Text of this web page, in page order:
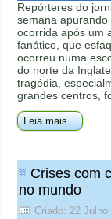
Repórteres do
semana
ocorrida após um
fanático, que
ocorreu numa
do norte da
tragédia,
grandes centros,
Leia mais...
Crises com
no mundo
Criado: 22 Julho